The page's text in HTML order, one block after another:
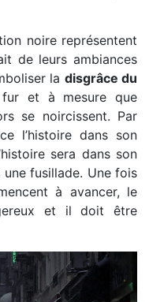
noire représentent
de leurs ambiances
la disgrâce du
et à mesure que
se noircissent. Par
l’histoire dans son
sera dans son
fusillade. Une fois
à avancer, le
et il doit être